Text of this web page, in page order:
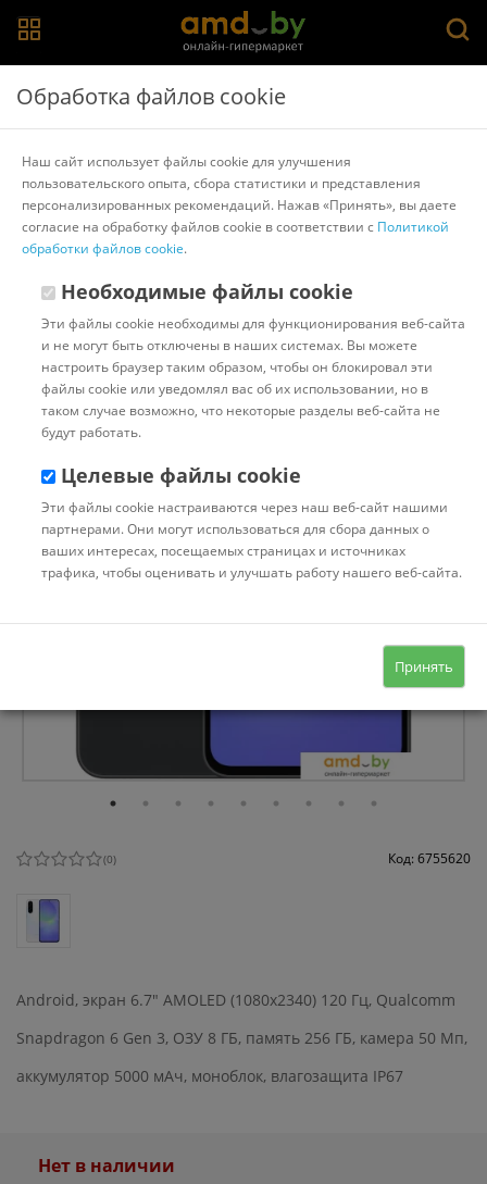
Главная > Каталог товаров Мобильные телефоны
Samsung
Телефон Samsung Galaxy A36 SM-A366E 8GB/256GB
(черный)
Другие товары Samsung
(0) Код: 6755620
Android, экран 6.7" AMOLED (1080x2340) 120 Гц, Qualcomm
Snapdragon 6 Gen 3, ОЗУ 8 ГБ, память 256 ГБ, камера 50 Мп,
аккумулятор 5000 мАч, моноблок, влагозащита IP67
Нет в наличии
Обработка файлов cookie
Наш сайт использует файлы cookie для улучшения
пользовательского опыта, сбора статистики и представления
персонализированных рекомендаций. Нажав «Принять», вы даете
согласие на обработку файлов cookie в соответствии с Политикой
обработки файлов cookie.
Необходимые файлы cookie
Эти файлы cookie необходимы для функционирования веб-сайта
и не могут быть отключены в наших системах. Вы можете
настроить браузер таким образом, чтобы он блокировал эти
файлы cookie или уведомлял вас об их использовании, но в
таком случае возможно, что некоторые разделы веб-сайта не
будут работать.
Целевые файлы cookie
Эти файлы cookie настраиваются через наш веб-сайт нашими
партнерами. Они могут использоваться для сбора данных о
ваших интересах, посещаемых страницах и источниках
трафика, чтобы оценивать и улучшать работу нашего веб-сайта.
Принять